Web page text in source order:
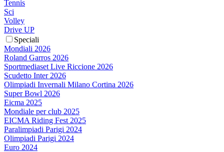
Tennis
Sci
Volley
Drive UP
Speciali
Mondiali 2026
Roland Garros 2026
Sportmediaset Live Riccione 2026
Scudetto Inter 2026
Olimpiadi Invernali Milano Cortina 2026
Super Bowl 2026
Eicma 2025
Mondiale per club 2025
EICMA Riding Fest 2025
Paralimpiadi Parigi 2024
Olimpiadi Parigi 2024
Euro 2024